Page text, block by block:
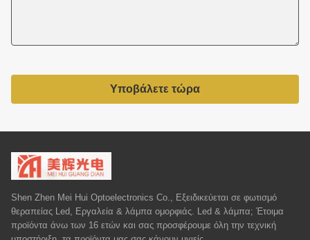
Υποβάλετε τώρα
Shen Zhen Mei Hui Optoelectronics Co., Εξειδικεύεται σε φωτισμό
θεραπείας Led, Εργαλεία & λάμπα ομορφιάς. Led & λάμπα; Έτοιμα
προϊόντα άνω των 16 ετών και σας προσφέρουμε όλη την τεχνική